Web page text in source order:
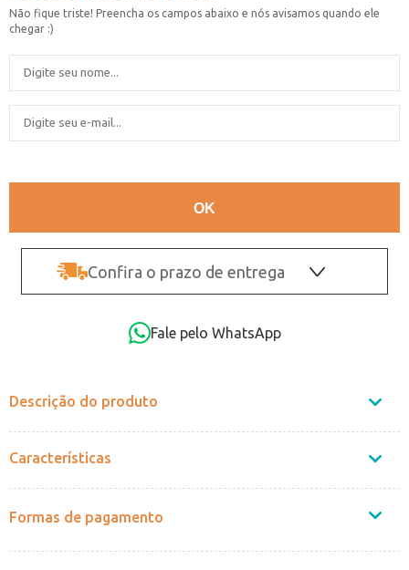
Confira o prazo de entrega
Fale pelo WhatsApp
Descrição do produto
Características
Formas de pagamento